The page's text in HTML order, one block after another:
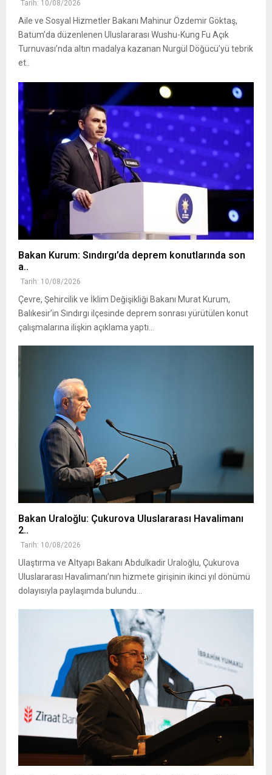
Tarih: 10/08/2026
Aile ve Sosyal Hizmetler Bakanı Mahinur Özdemir Göktaş,
Batum’da düzenlenen Uluslararası Wushu-Kung Fu Açık
Turnuvası’nda altın madalya kazanan Nurgül Döğücü’yü tebrik
et..
Bakan Kurum: Sındırgı’da deprem konutlarında son
a..
Tarih: 10/08/2026
Çevre, Şehircilik ve İklim Değişikliği Bakanı Murat Kurum,
Balıkesir’in Sındırgı ilçesinde deprem sonrası yürütülen konut
çalışmalarına ilişkin açıklama yaptı...
Bakan Uraloğlu: Çukurova Uluslararası Havalimanı
2..
Tarih: 10/08/2026
Ulaştırma ve Altyapı Bakanı Abdulkadir Uraloğlu, Çukurova
Uluslararası Havalimanı’nın hizmete girişinin ikinci yıl dönümü
dolayısıyla paylaşımda bulundu...